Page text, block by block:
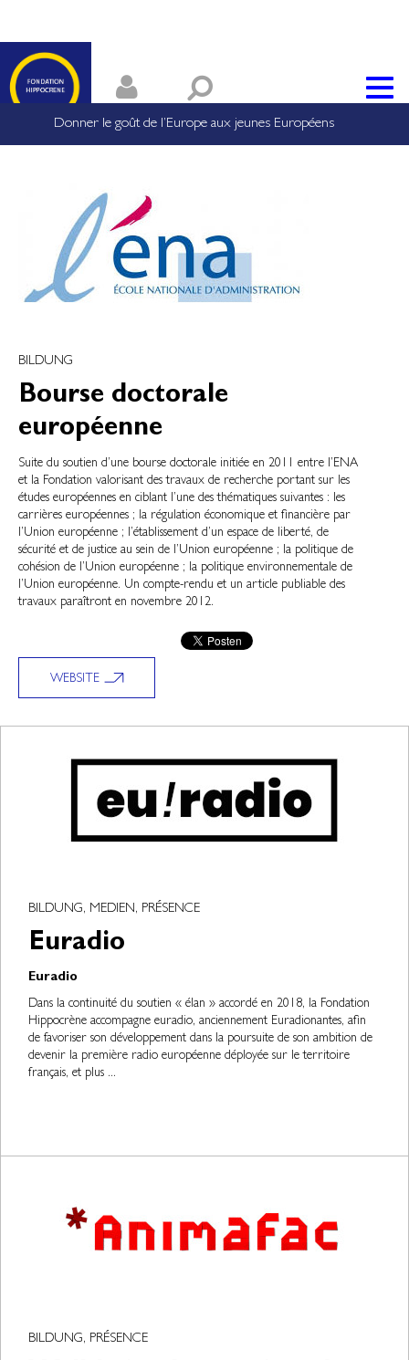
Donner le goût de l’Europe aux jeunes Européens
BILDUNG
Bourse doctorale
européenne
Suite du soutien d’une bourse doctorale initiée en 2011 entre l’ENA
et la Fondation valorisant des travaux de recherche portant sur les
études européennes en ciblant l’une des thématiques suivantes : les
carrières européennes ; la régulation économique et financière par
l’Union européenne ; l’établissement d’un espace de liberté, de
sécurité et de justice au sein de l’Union européenne ; la politique de
cohésion de l’Union européenne ; la politique environnementale de
l’Union européenne. Un compte-rendu et un article publiable des
travaux paraîtront en novembre 2012.
WEBSITE
BILDUNG, MEDIEN, PRÉSENCE
Euradio
Euradio
Dans la continuité du soutien « élan » accordé en 2018, la Fondation
Hippocrène accompagne euradio, anciennement Euradionantes, afin
de favoriser son développement dans la poursuite de son ambition de
devenir la première radio européenne déployée sur le territoire
français, et plus ...
BILDUNG, PRÉSENCE